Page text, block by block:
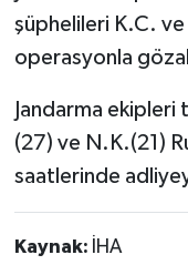
şüphelileri K.C. ve
operasyonla
Jandarma ekipleri
(27) ve N.K.(21)
saatlerinde
Kaynak: İHA